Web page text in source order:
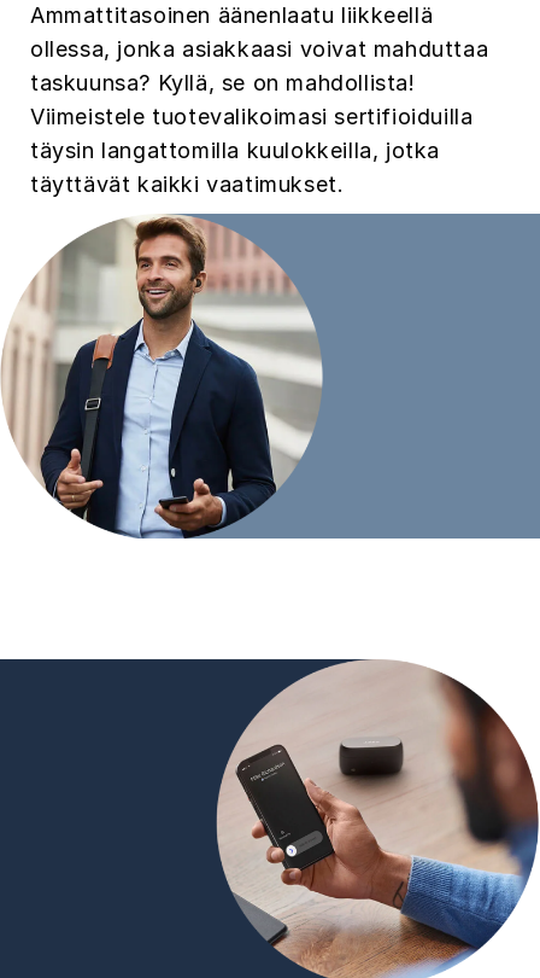
Ammattitasoinen äänenlaatu liikkeellä
ollessa, jonka asiakkaasi voivat mahduttaa
taskuunsa? Kyllä, se on mahdollista!
Viimeistele tuotevalikoimasi sertifioiduilla
täysin langattomilla kuulokkeilla, jotka
täyttävät kaikki vaatimukset.